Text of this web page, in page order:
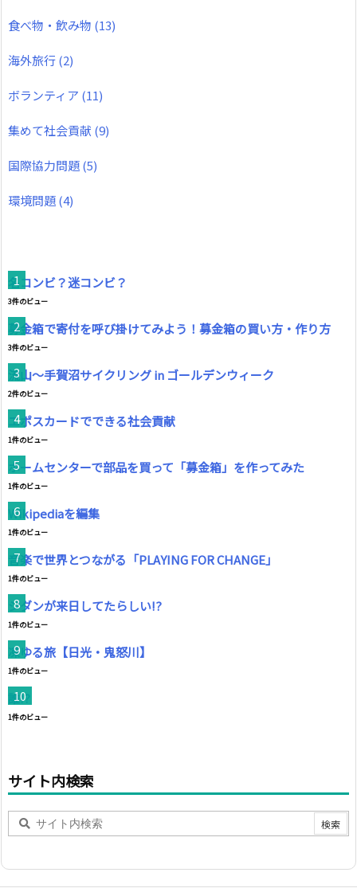
食べ物・飲み物 (13)
海外旅行(2)
ボランティア (11)
集めて社会貢献 (9)
国際協力問題(5)
環境問題(4)
名コンビ？迷コンビ？
3件のビュー
募金箱で寄付を呼び掛けてみよう！募金箱の買い方・作り方
3件のビュー
流山～手賀沼サイクリング in ゴールデンウィーク
2件のビュー
エポスカードでできる社会貢献
1件のビュー
ホームセンターで部品を買って「募金箱」を作ってみた
1件のビュー
Wikipediaを編集
1件のビュー
音楽で世界とつながる「PLAYING FOR CHANGE」
1件のビュー
ジダンが来日してたらしい!?
1件のビュー
凍ゆる旅【日光・鬼怒川】
1件のビュー
誰!?
1件のビュー
サイト内検索